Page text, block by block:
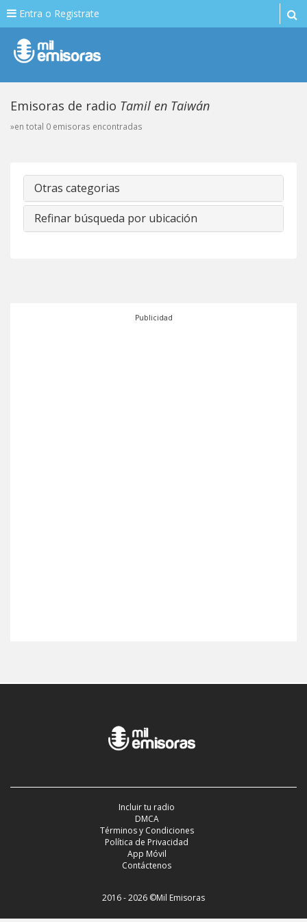
Entra o Registrate
Emisoras de radio Tamil en Taiwán
»en total 0 emisoras encontradas
Otras categorias
Refinar búsqueda por ubicación
Publicidad
Incluir tu radio
DMCA
Términos y Condiciones
Política de Privacidad
App Móvil
Contáctenos
2016 - 2026 ©Mil Emisoras